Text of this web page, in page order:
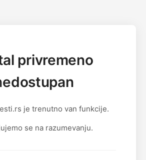
privremeno
je trenutno van funkcije.
se na razumevanju.